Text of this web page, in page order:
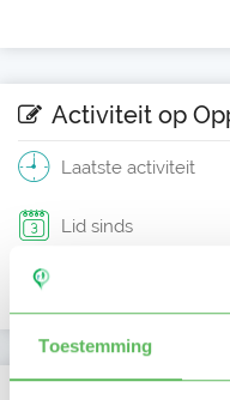
Toestemming
Activiteit op
Laatste activiteit
Lid sinds